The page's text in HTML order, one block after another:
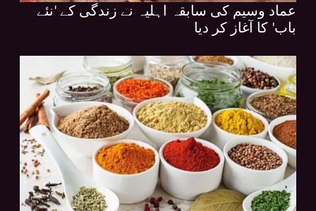
عماد وسیم کی سابقہ اہلیہ نے زندگی کے 'نئے
باب' کا آغاز کر دیا